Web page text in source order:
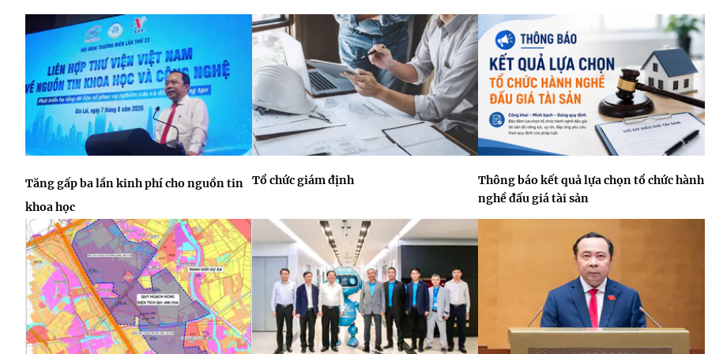
Tăng gấp ba lần kinh phí cho nguồn tin
khoa học
Tổ chức giám định
Thông báo kết quả lựa chọn tổ chức hành
nghề đấu giá tài sản